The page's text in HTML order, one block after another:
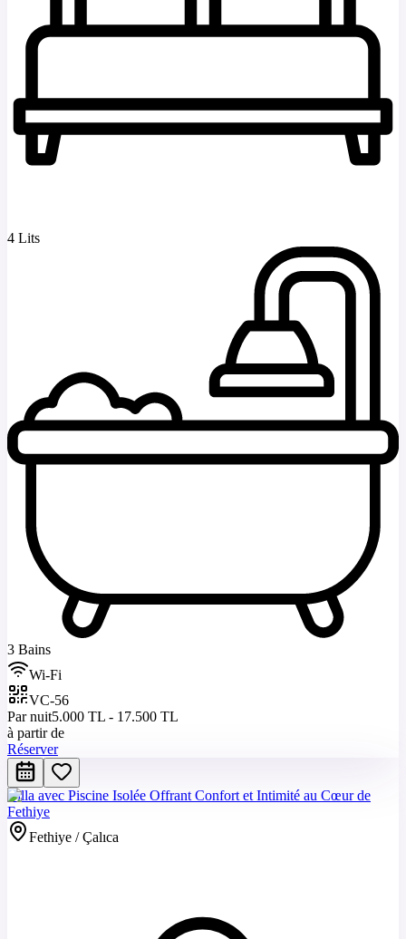
4 Lits
3 Bains
Wi-Fi
VC-56
Par nuit5.000 TL - 17.500 TL
à partir de
Réserver
Villa avec Piscine Isolée Offrant Confort et Intimité au Cœur de
Fethiye
Fethiye / Çalıca